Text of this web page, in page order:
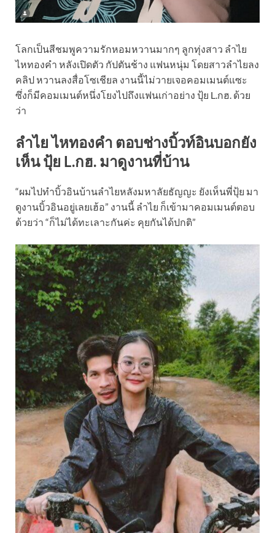
โลกเป็นสีชมพูความรักหอมหวานมากๆ ลูกทุ่งสาว ลำไย
ไหทองคำ หลังเปิดตัว กัปตันช้าง แฟนหนุ่ม โดยสาวลำไยลง
คลิป หวานลงสื่อโซเชียล งานนี้ไม่วายเจอคอมเมนต์แซะ
ซึ่งก็มีคอมเมนต์หนึ่งโยงไปถึงแฟนเก่าอย่าง ปุ้ย L.กฮ. ด้วย
ว่า
ลำไย ไหทองคำ ตอบช่างบิ้วท์อินบอกยัง
เห็น ปุ้ย L.กฮ. มาดูงานที่บ้าน
“ผมไปทำบิ้วอินบ้านลำไยหลังมหาลัยธัญญะ ยังเห็นพี่ปุ้ย มา
ดูงานบิ้วอินอยู่เลยเฮ้อ” งานนี้ ลำไย ก็เข้ามาคอมเมนต์ตอบ
ด้วยว่า “ก็ไม่ได้ทะเลาะกันค่ะ คุยกันได้ปกติ”